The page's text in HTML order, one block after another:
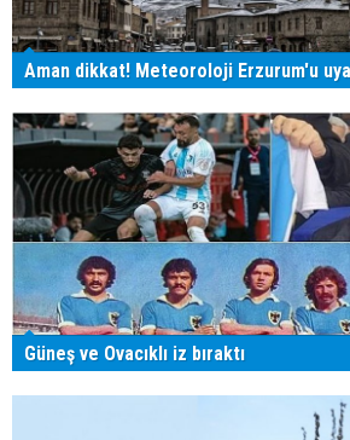
Aman dikkat! Meteoroloji Erzurum'u
Güneş ve Ovacıklı iz bıraktı